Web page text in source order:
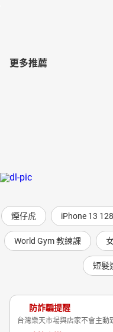
更多推薦
煙仔虎 iPhone 13
World Gym 教練課
短髮
防詐騙提醒
台灣樂天市場與店家不會主動